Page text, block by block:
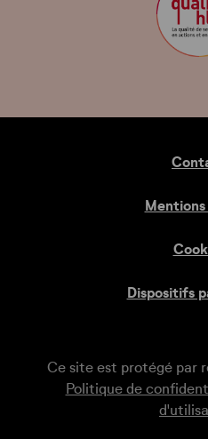
Dispositifs
Ce site est protégé par
Politique de